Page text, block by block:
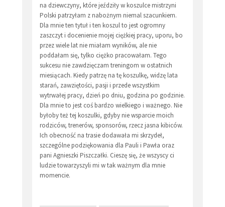
na dziewczyny, które jeździły w koszulce mistrzyni
Polski patrzyłam z nabożnym niemal szacunkiem.
Dla mnie ten tytuł i ten koszul to jest ogromny
zaszczyt i docenienie mojej ciężkiej pracy, uporu, bo
przez wiele lat nie miałam wyników, ale nie
poddałam się, tylko ciężko pracowałam. Tego
sukcesu nie zawdzięczam treningom w ostatnich
miesiącach. Kiedy patrzę na tę koszulkę, widzę lata
starań, zawziętości, pasji i przede wszystkim
wytrwałej pracy, dzień po dniu, godzina po godzinie.
Dla mnie to jest coś bardzo wielkiego i ważnego. Nie
byłoby też tej koszulki, gdyby nie wsparcie moich
rodziców, trenerów, sponsorów, rzecz jasna kibiców.
Ich obecność na trasie dodawała mi skrzydeł,
szczególne podziękowania dla Pauli i Pawła oraz
pani Agnieszki Piszczałki. Cieszę się, że wszyscy ci
ludzie towarzyszyli mi w tak ważnym dla mnie
momencie.